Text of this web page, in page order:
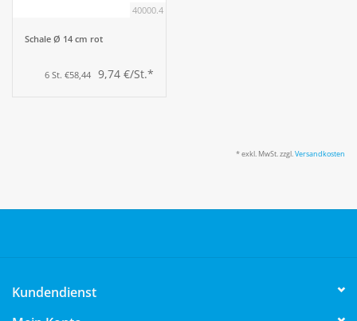
40000.4
Schale Ø 14 cm rot
6 St. €58,44 9,74 €/St.*
* exkl. MwSt. zzgl.Versandkosten
Kundendienst